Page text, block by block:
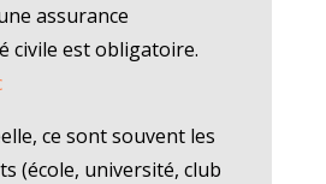
assurance
civile est obligatoire.
ce sont souvent les
(école, université, club